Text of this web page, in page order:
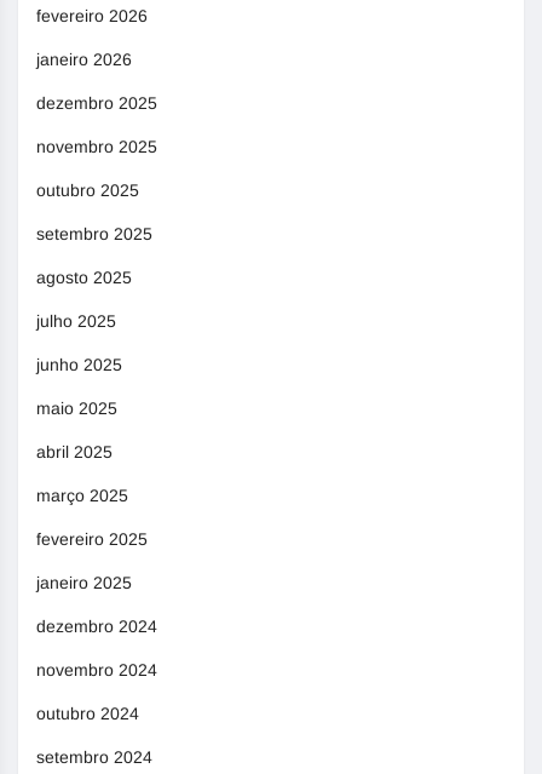
fevereiro 2026
janeiro 2026
dezembro 2025
novembro 2025
outubro 2025
setembro 2025
agosto 2025
julho 2025
junho 2025
maio 2025
abril 2025
março 2025
fevereiro 2025
janeiro 2025
dezembro 2024
novembro 2024
outubro 2024
setembro 2024